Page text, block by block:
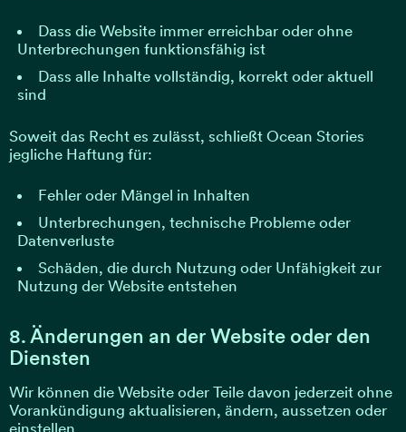
Dass die Website immer erreichbar oder ohne
Unterbrechungen funktionsfähig ist
Dass alle Inhalte vollständig, korrekt oder aktuell
sind
Soweit das Recht es zulässt, schließt Ocean Stories
jegliche Haftung für:
Fehler oder Mängel in Inhalten
Unterbrechungen, technische Probleme oder
Datenverluste
Schäden, die durch Nutzung oder Unfähigkeit zur
Nutzung der Website entstehen
8. Änderungen an der Website oder den
Diensten
Wir können die Website oder Teile davon jederzeit ohne
Vorankündigung aktualisieren, ändern, aussetzen oder
einstellen.